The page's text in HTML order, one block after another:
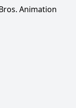
Animation